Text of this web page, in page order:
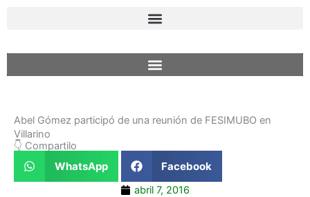
Abel Gómez participó de una reunión de FESIMUBO en
Villarino
👇 Compartilo
WhatsApp Facebook
abril 7, 2016